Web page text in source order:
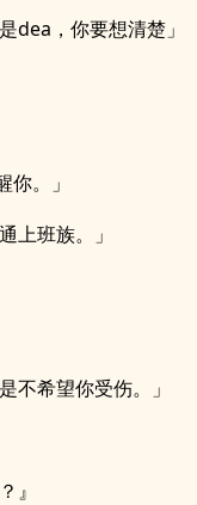
dea，你要想清楚」
。」
上班族。」
不希望你受伤。」
』